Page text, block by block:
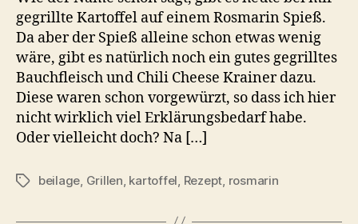
gegrillte Kartoffel auf einem Rosmarin Spieß.
Da aber der Spieß alleine schon etwas wenig
wäre, gibt es natürlich noch ein gutes gegrilltes
Bauchfleisch und Chili Cheese Krainer dazu.
Diese waren schon vorgewürzt, so dass ich hier
nicht wirklich viel Erklärungsbedarf habe.
Oder vielleicht doch? Na […]
Schlagwörter
beilage, Grillen, kartoffel, Rezept, rosmarin